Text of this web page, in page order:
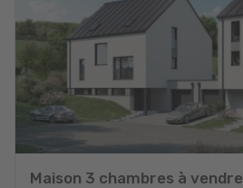
Maison 3 chambres à vendre